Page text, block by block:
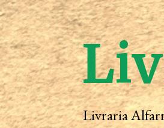
Livraria